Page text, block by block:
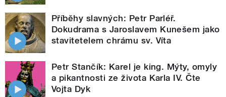
Příběhy slavných: Petr Parléř.
Dokudrama s Jaroslavem Kunešem jako
stavitetelem chrámu sv. Víta
Petr Stančík: Karel je king. Mýty, omyly
a pikantnosti ze života Karla IV. Čte
Vojta Dyk